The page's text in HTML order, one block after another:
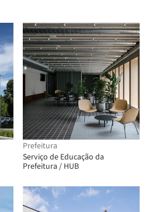
Prefeitura
Serviço de Educação da
Prefeitura / HUB